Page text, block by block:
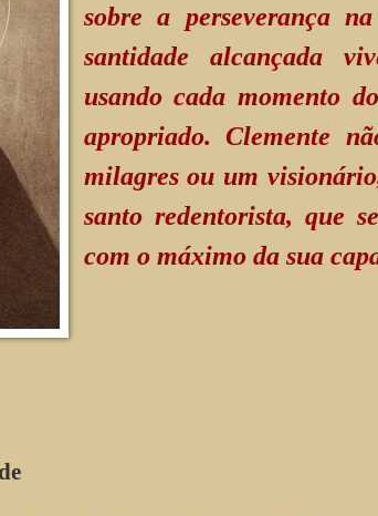
sobre a perseverança
santidade alcançada
usando cada momento
apropriado. Clemente
milagres ou um
santo redentorista, que
com o máximo da sua